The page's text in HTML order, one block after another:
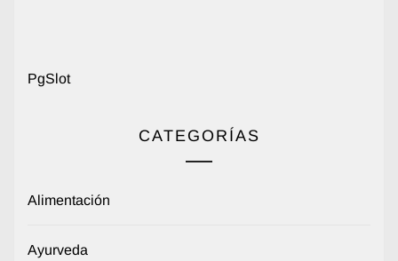
PgSlot
CATEGORÍAS
Alimentación
Ayurveda